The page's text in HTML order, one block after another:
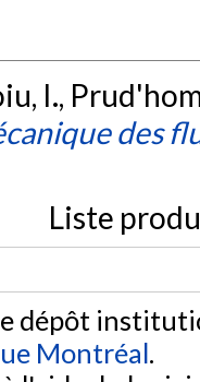
I.,
des
Liste
dépôt
Montréal.